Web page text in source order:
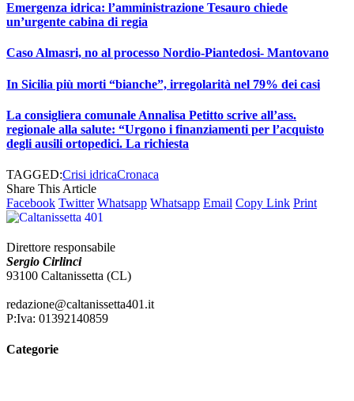
Emergenza idrica: l’amministrazione Tesauro chiede
un’urgente cabina di regia
Caso Almasri, no al processo Nordio-Piantedosi- Mantovano
In Sicilia più morti “bianche”, irregolarità nel 79% dei casi
La consigliera comunale Annalisa Petitto scrive all’ass.
regionale alla salute: “Urgono i finanziamenti per l’acquisto
degli ausili ortopedici. La richiesta
TAGGED:Crisi idricaCronaca
Share This Article
Facebook Twitter Whatsapp Whatsapp Email Copy Link Print
Direttore responsabile
Sergio Cirlinci
93100 Caltanissetta (CL)
redazione@caltanissetta401.it
P:Iva: 01392140859
Categorie